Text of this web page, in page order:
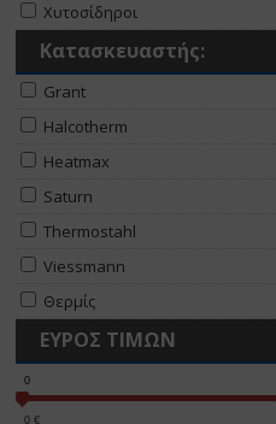
Χυτοσίδηροι
Κατασκευαστής:
Grant
Halcotherm
Heatmax
Saturn
Thermostahl
Viessmann
Θερμίς
ΕΥΡΟΣ ΤΙΜΩΝ
0
0 €